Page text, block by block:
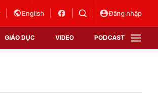
English Đăng nhập
GIÁO DỤC VIDEO PODCAST
VTV Sức khoẻ